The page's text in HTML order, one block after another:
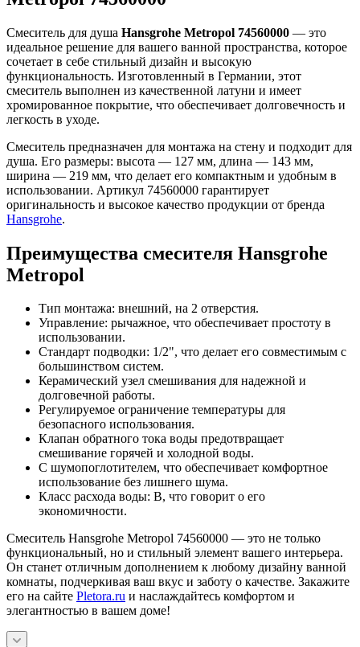
Смеситель для душа Hansgrohe Metropol 74560000 — это
идеальное решение для вашего ванной пространства, которое
сочетает в себе стильный дизайн и высокую
функциональность. Изготовленный в Германии, этот
смеситель выполнен из качественной латуни и имеет
хромированное покрытие, что обеспечивает долговечность и
легкость в уходе.
Смеситель предназначен для монтажа на стену и подходит для
душа. Его размеры: высота — 127 мм, длина — 143 мм,
ширина — 219 мм, что делает его компактным и удобным в
использовании. Артикул 74560000 гарантирует
оригинальность и высокое качество продукции от бренда
Hansgrohe.
Преимущества смесителя Hansgrohe
Metropol
Тип монтажа: внешний, на 2 отверстия.
Управление: рычажное, что обеспечивает простоту в
использовании.
Стандарт подводки: 1/2", что делает его совместимым с
большинством систем.
Керамический узел смешивания для надежной и
долговечной работы.
Регулируемое ограничение температуры для
безопасного использования.
Клапан обратного тока воды предотвращает
смешивание горячей и холодной воды.
С шумопоглотителем, что обеспечивает комфортное
использование без лишнего шума.
Класс расхода воды: B, что говорит о его
экономичности.
Смеситель Hansgrohe Metropol 74560000 — это не только
функциональный, но и стильный элемент вашего интерьера.
Он станет отличным дополнением к любому дизайну ванной
комнаты, подчеркивая ваш вкус и заботу о качестве. Закажите
его на сайте Pletora.ru и наслаждайтесь комфортом и
элегантностью в вашем доме!